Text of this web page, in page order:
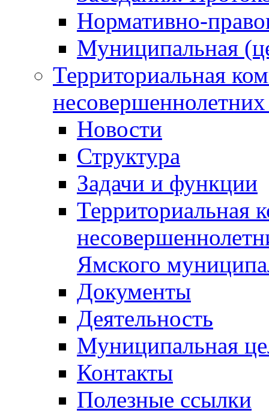
Нормативно-
Муниципальная
Территориальная
Новости
Структура
Задачи и функции
Территориальная
Ямского
Документы
Деятельность
Муниципальная
Контакты
Полезные ссылки